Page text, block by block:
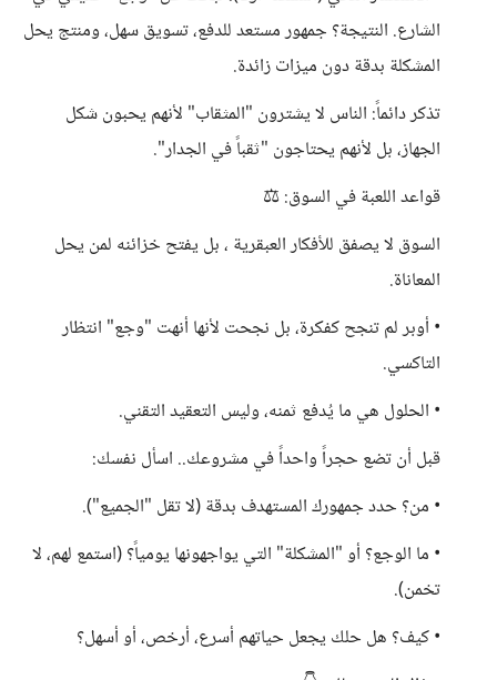
الشارع. النتيجة؟ جمهور مستعد للدفع، تسويق سهل، ومنتج يحل
المشكلة بدقة دون ميزات زائدة.
​تذكر دائماً: الناس لا يشترون "المثقاب" لأنهم يحبون شكل
الجهاز، بل لأنهم يحتاجون "ثقباً في الجدار".
​قواعد اللعبة في السوق: ⚖️
​السوق لا يصفق للأفكار العبقرية ، بل يفتح خزائنه لمن يحل
المعاناة.
• ​أوبر لم تنجح كفكرة، بل نجحت لأنها أنهت "وجع" انتظار
التاكسي.
• ​الحلول هي ما يُدفع ثمنه، وليس التعقيد التقني.
​قبل أن تضع حجراً واحداً في مشروعك.. اسأل نفسك:
• ​من؟ حدد جمهورك المستهدف بدقة (لا تقل "الجميع").
• ​ما الوجع؟ أو "المشكلة" التي يواجهونها يومياً؟ (استمع لهم، لا
تخمن).
• ​كيف؟ هل حلك يجعل حياتهم أسرع، أرخص، أو أسهل؟